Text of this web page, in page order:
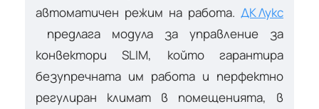
автоматичен режим на работа. ДК Лукс
предлага модула за управление за
конвектори SLIM, който гарантира
безупречната им работа и перфектно
регулиран климат в помещенията, в